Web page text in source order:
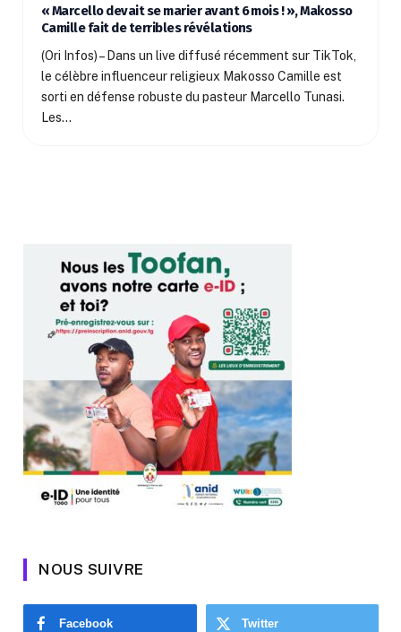
« Marcello devait se marier avant 6 mois ! », Makosso
Camille fait de terribles révélations
(Ori Infos) – Dans un live diffusé récemment sur TikTok,
le célèbre influenceur religieux Makosso Camille est
sorti en défense robuste du pasteur Marcello Tunasi.
Les…
NOUS SUIVRE
Facebook Twitter